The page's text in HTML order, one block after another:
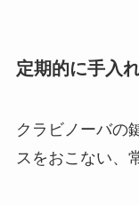
定期的に手入
クラビノーバの
スをおこない、